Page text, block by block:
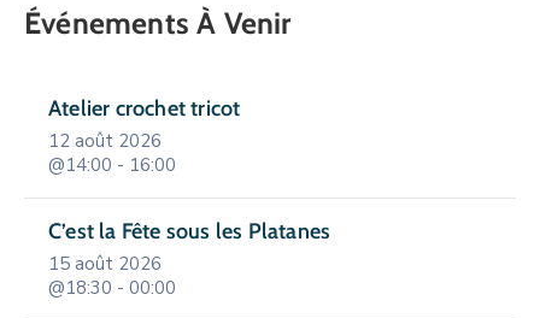
Événements À Venir
Atelier crochet tricot
12 août 2026
@14:00 - 16:00
C’est la Fête sous les Platanes
15 août 2026
@18:30 - 00:00